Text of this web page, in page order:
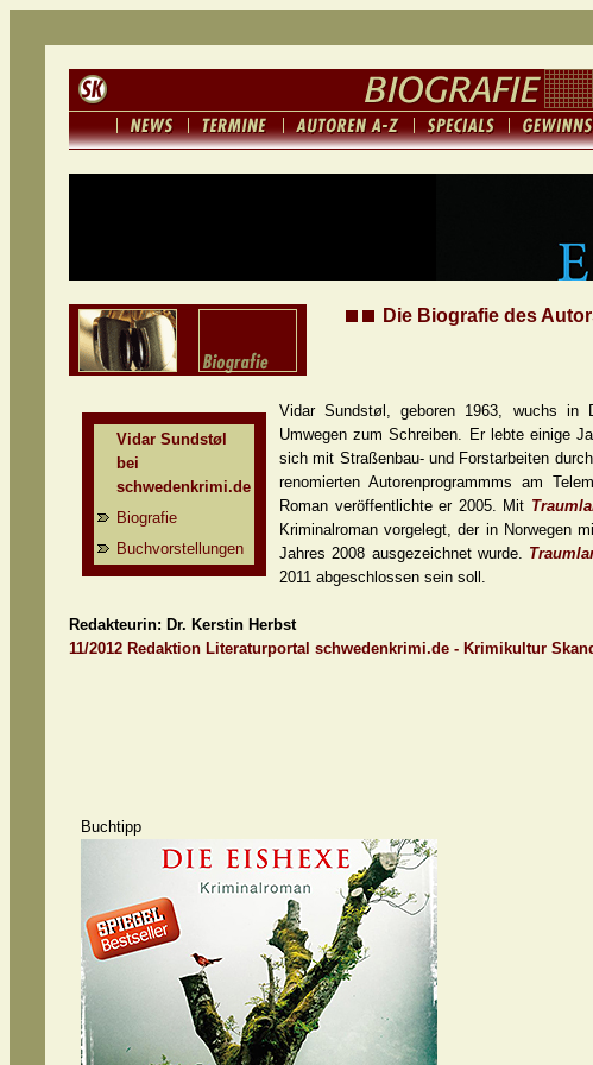
Die Biografie des
Vidar Sundstøl
bei
schwedenkrimi.de
Biografie
Buchvorstellungen
Vidar Sundstøl, geboren 1963, wuchs in
Umwegen zum Schreiben. Er lebte einige
sich mit Straßenbau- und Forstarbeiten
renomierten Autorenprogrammms am
Roman veröffentlichte er 2005. Mit
Kriminalroman vorgelegt, der in Norwegen
Jahres 2008 ausgezeichnet wurde.
2011 abgeschlossen sein soll.
Redakteurin: Dr. Kerstin Herbst
11/2012 Redaktion Literaturportal schwedenkrimi.de - Krimikultur
Buchtipp